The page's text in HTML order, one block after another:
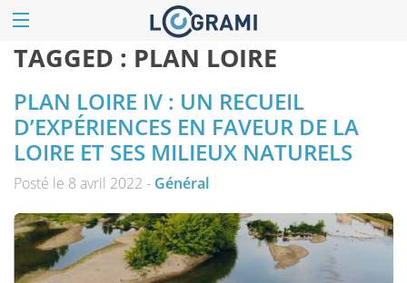
TAGGED : PLAN LOIRE
PLAN LOIRE IV : UN RECUEIL
D’EXPÉRIENCES EN FAVEUR DE LA
LOIRE ET SES MILIEUX NATURELS
Posté le 8 avril 2022 - Général